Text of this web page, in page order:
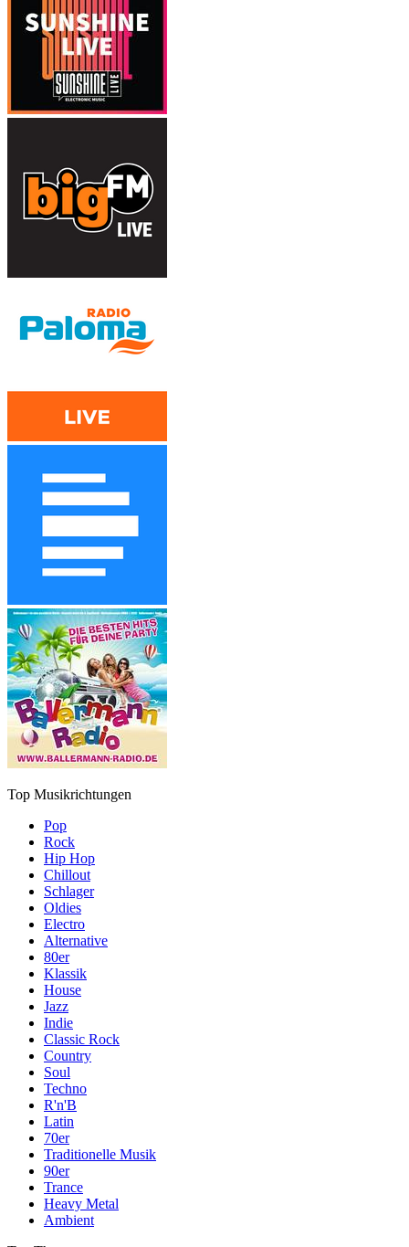
Top Musikrichtungen
Pop
Rock
Hip Hop
Chillout
Schlager
Oldies
Electro
Alternative
80er
Klassik
House
Jazz
Indie
Classic Rock
Country
Soul
Techno
R'n'B
Latin
70er
Traditionelle Musik
90er
Trance
Heavy Metal
Ambient